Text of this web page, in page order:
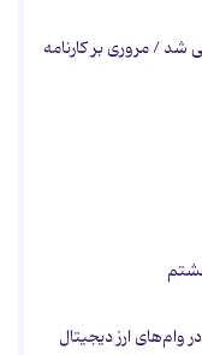
/ مروری بر کارنامه
هشتم
وام‌های ارز دیجیتال